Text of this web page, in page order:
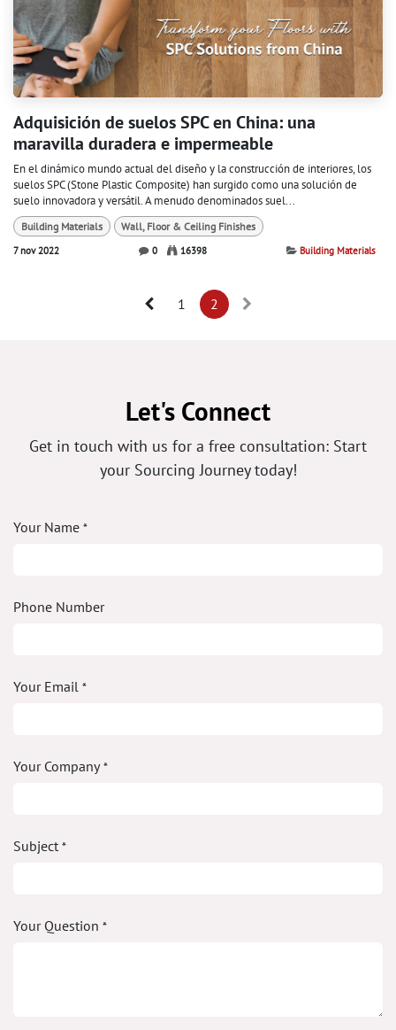
Adquisición de suelos SPC en China: una
maravilla duradera e impermeable
En el dinámico mundo actual del diseño y la construcción de interiores, los
suelos SPC (Stone Plastic Composite) han surgido como una solución de
suelo innovadora y versátil. A menudo denominados suel...
Building Materials
Wall, Floor & Ceiling Finishes
7 nov 2022
0 16398 Building Materials
1 2
Let's Connect
Get in touch with us for a free consultation: Start
your Sourcing Journey today!
Your Name *
Phone Number
Your Email *
Your Company*
Subject*
Your Question *